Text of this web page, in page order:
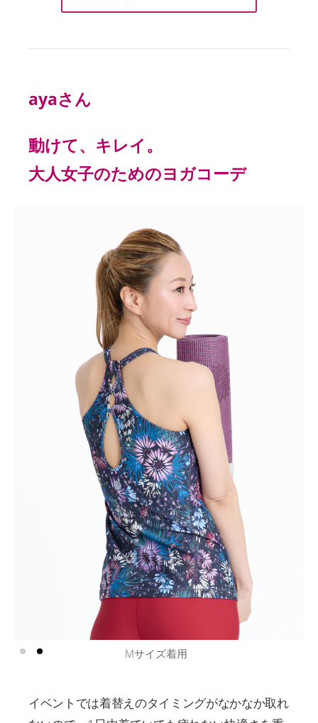
ayaさん
動けて、キレイ。
大人女子のためのヨガコーデ
ayaさん 身長160cm
イベントでは着替えのタイミングがなかなか取れ